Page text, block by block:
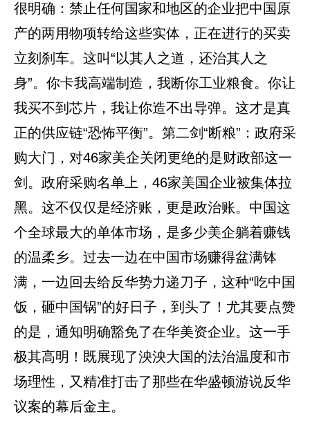
很明确：禁止任何国家和地区的企业把中国原
产的两用物项转给这些实体，正在进行的买卖
立刻刹车。这叫“以其人之道，还治其人之
身”。你卡我高端制造，我断你工业粮食。你让
我买不到芯片，我让你造不出导弹。这才是真
正的供应链“恐怖平衡”。第二剑“断粮”：政府采
购大门，对46家美企关闭更绝的是财政部这一
剑。政府采购名单上，46家美国企业被集体拉
黑。这不仅仅是经济账，更是政治账。中国这
个全球最大的单体市场，是多少美企躺着赚钱
的温柔乡。过去一边在中国市场赚得盆满钵
满，一边回去给反华势力递刀子，这种“吃中国
饭，砸中国锅”的好日子，到头了！尤其要点赞
的是，通知明确豁免了在华美资企业。这一手
极其高明！既展现了泱泱大国的法治温度和市
场理性，又精准打击了那些在华盛顿游说反华
议案的幕后金主。